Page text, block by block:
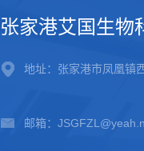
张家港艾国生物
地址：张家港市凤凰镇
邮箱：